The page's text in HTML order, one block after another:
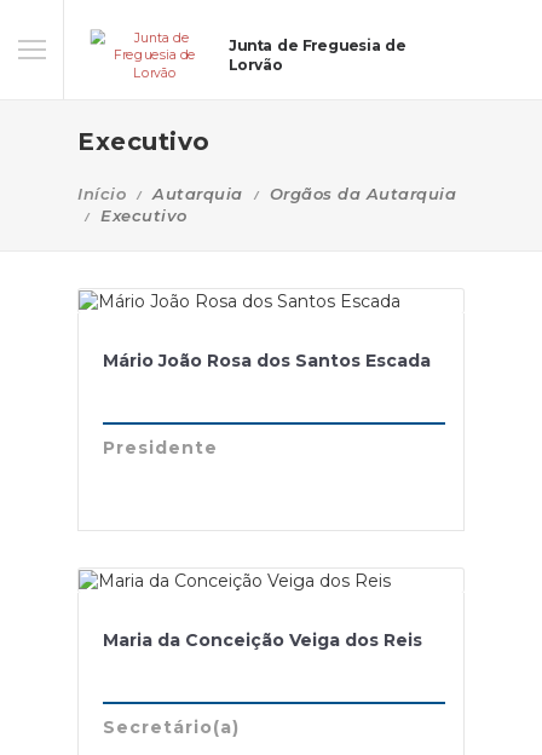
Junta de Freguesia de
Lorvão
Executivo
Início Autarquia
Orgãos da Autarquia
Executivo
Mário João Rosa dos Santos Escada
Presidente
Maria da Conceição Veiga dos Reis
Secretário(a)